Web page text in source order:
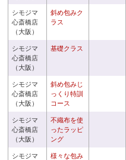
シモジマ
心斎橋店
（大阪）
斜め包みク
ラス
シモジマ
心斎橋店
（大阪）
基礎クラス
シモジマ
心斎橋店
（大阪）
斜め包みじ
っくり特訓
コース
シモジマ
心斎橋店
（大阪）
不織布を使
ったラッピ
ング
シモジマ
様々な包み